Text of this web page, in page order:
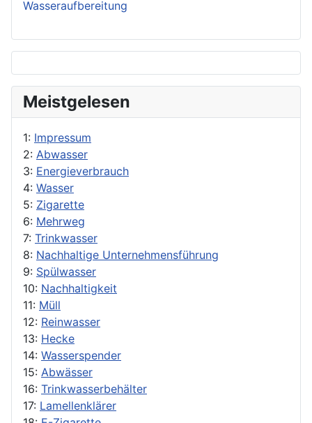
Wasseraufbereitung
Meistgelesen
1: Impressum
2: Abwasser
3: Energieverbrauch
4: Wasser
5: Zigarette
6: Mehrweg
7: Trinkwasser
8: Nachhaltige Unternehmensführung
9: Spülwasser
10: Nachhaltigkeit
11: Müll
12: Reinwasser
13: Hecke
14: Wasserspender
15: Abwässer
16: Trinkwasserbehälter
17: Lamellenklärer